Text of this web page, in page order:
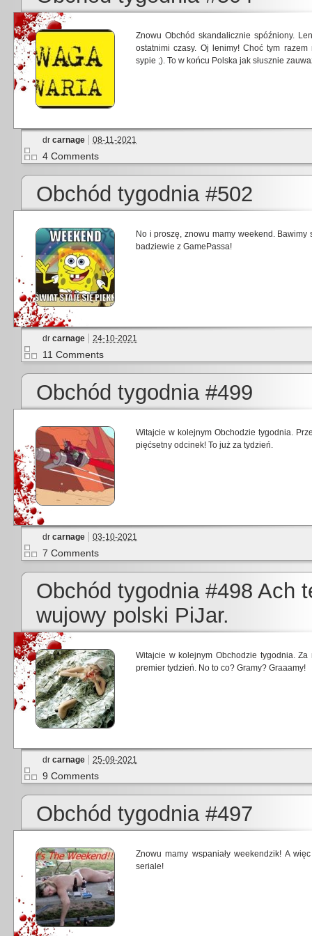
Znowu Obchód skandalicznie spóźniony.
ostatnimi czasy. Oj lenimy! Choć tym
sypie ;). To w końcu Polska jak słusznie
dr carnage 08-11-2021
4 Comments
Obchód tygodnia #502
No i proszę, znowu mamy weekend.
badziewie z GamePassa!
dr carnage 24-10-2021
11 Comments
Obchód tygodnia #499
Witajcie w kolejnym Obchodzie tygodnia.
pięćsetny odcinek! To już za tydzień.
dr carnage 03-10-2021
7 Comments
Obchód tygodnia #498 Ach
wujowy polski PiJar.
Witajcie w kolejnym Obchodzie tygodnia.
premier tydzień. No to co? Gramy? Graaamy!
dr carnage 25-09-2021
9 Comments
Obchód tygodnia #497
Znowu mamy wspaniały weekendzik! A
seriale!